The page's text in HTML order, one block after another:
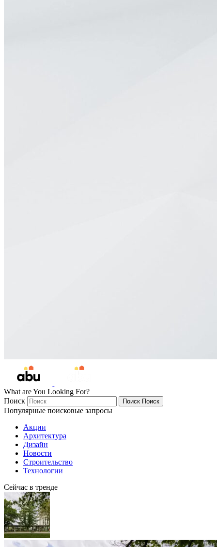
What are You Looking For?
Поиск
Поиск Поиск
Популярные поисковые запросы
Акции
Архитектура
Дизайн
Новости
Строительство
Технологии
Сейчас в тренде